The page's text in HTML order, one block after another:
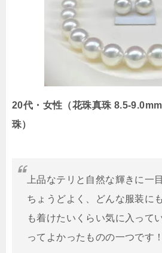
20代・女性（花珠真珠 8.5-
珠）
上品なテリと自然な輝きに一
ちょうどよく、どんな服装に
も着けたいくらい気に入って
ってよかったものの一つです！